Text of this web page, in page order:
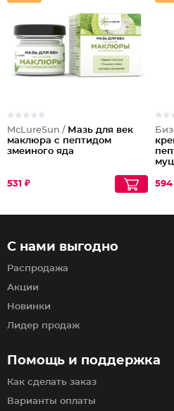
McLureSun / Мазь для век
маклюра с пептидом
змеиного яда
531 ₽ 594
Помощь и поддержка
Как сделать заказ
Варианты оплаты
С нами выгодно
Распродажа
Акции
Новинки
Лидер продаж